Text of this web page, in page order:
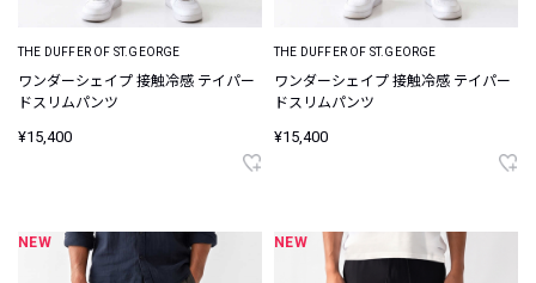
THE DUFFER OF ST.GEORGE
ワンダーシェイプ 接触冷感 テイパー
ドスリムパンツ
¥15,400
THE DUFFER OF ST.GEORGE
ワンダーシェイプ 接触冷感 テイパー
ドスリムパンツ
¥15,400
NEW NEW